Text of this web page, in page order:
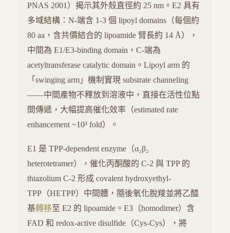
PNAS 2001）揭示其外殼直徑約 25 nm。E2 具有
多域結構：N-端含 1-3 個 lipoyl domains（每個約
80 aa，含共價結合的 lipoamide 臂長約 14 Å），
中間為 E1/E3-binding domain，C-端為
acetyltransferase catalytic domain。Lipoyl arm 的
「swinging arm」機制實現 substrate channeling
——中間產物不釋放到溶液中，直接在活性位點
間傳遞，大幅提高催化效率（estimated rate
enhancement ~10³ fold）。
E1 是 TPP-dependent enzyme（α₂β₂
heterotetramer），催化丙酮酸的 C-2 與 TPP 的
thiazolium C-2 形成 covalent hydroxyethyl-
TPP（HETPP）中間體，隨後氧化脫羧並將乙醯
基轉移至 E2 的 lipoamide。E3（homodimer）含
FAD 和 redox-active disulfide（Cys-Cys），將